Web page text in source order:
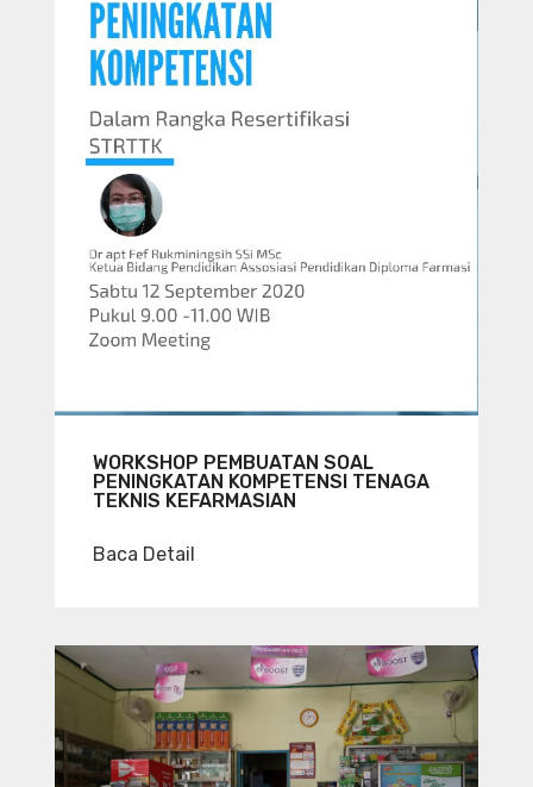
WORKSHOP PEMBUATAN SOAL
PENINGKATAN KOMPETENSI TENAGA
TEKNIS KEFARMASIAN
Baca Detail